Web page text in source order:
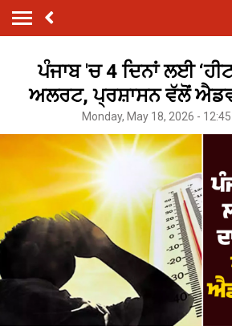
ਪੰਜਾਬ 'ਚ 4 ਦਿਨਾਂ ਲਈ
ਅਲਰਟ, ਪ੍ਰਸ਼ਾਸਨ ਵੱਲੋਂ
Monday, May 18, 2026 -